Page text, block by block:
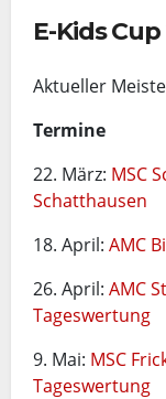
E-Kids
Aktueller
Termine
22. März: MSC
Schatthausen
18. April: AMC
26. April: AMC
Tageswertung
9. Mai: MSC
Tageswertung